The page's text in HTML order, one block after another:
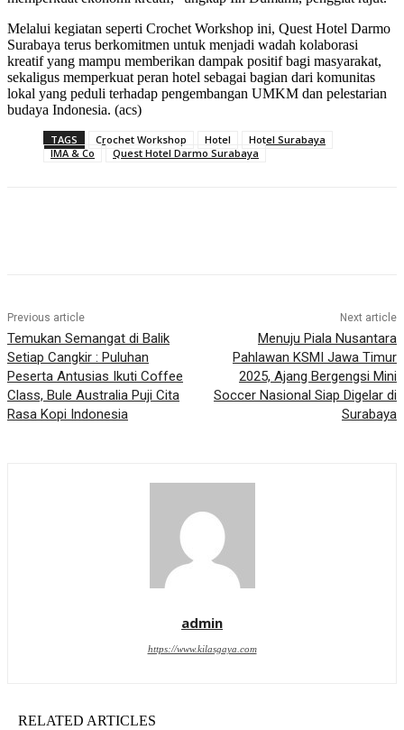
Melalui kegiatan seperti Crochet Workshop ini, Quest Hotel Darmo
Surabaya terus berkomitmen untuk menjadi wadah kolaborasi
kreatif yang mampu memberikan dampak positif bagi masyarakat,
sekaligus memperkuat peran hotel sebagai bagian dari komunitas
lokal yang peduli terhadap pengembangan UMKM dan pelestarian
budaya Indonesia. (acs)
TAGS Crochet Workshop Hotel
Hotel Surabaya
IMA & Co
Quest Hotel Darmo Surabaya
Previous article
Temukan Semangat di Balik
Setiap Cangkir : Puluhan
Peserta Antusias Ikuti Coffee
Class, Bule Australia Puji Cita
Rasa Kopi Indonesia
Next article
Menuju Piala Nusantara
Pahlawan KSMI Jawa Timur
2025, Ajang Bergengsi Mini
Soccer Nasional Siap Digelar di
Surabaya
admin
https://www.kilasgaya.com
RELATED ARTICLES